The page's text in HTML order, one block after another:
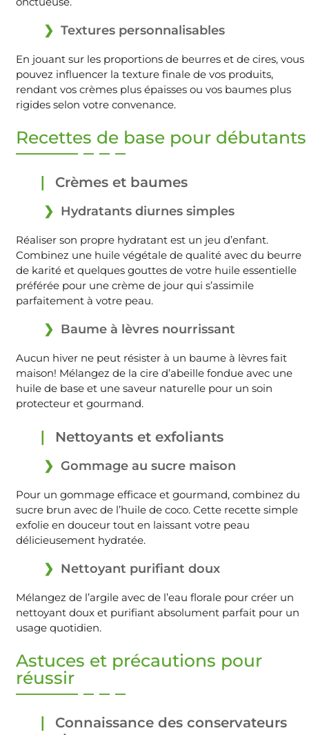
Textures personnalisables
En jouant sur les proportions de beurres et de cires, vous
pouvez influencer la texture finale de vos produits,
rendant vos crèmes plus épaisses ou vos baumes plus
rigides selon votre convenance.
Recettes de base pour débutants
Crèmes et baumes
Hydratants diurnes simples
Réaliser son propre hydratant est un jeu d’enfant.
Combinez une huile végétale de qualité avec du beurre
de karité et quelques gouttes de votre huile essentielle
préférée pour une crème de jour qui s’assimile
parfaitement à votre peau.
Baume à lèvres nourrissant
Aucun hiver ne peut résister à un baume à lèvres fait
maison! Mélangez de la cire d’abeille fondue avec une
huile de base et une saveur naturelle pour un soin
protecteur et gourmand.
Nettoyants et exfoliants
Gommage au sucre maison
Pour un gommage efficace et gourmand, combinez du
sucre brun avec de l’huile de coco. Cette recette simple
exfolie en douceur tout en laissant votre peau
délicieusement hydratée.
Nettoyant purifiant doux
Mélangez de l’argile avec de l’eau florale pour créer un
nettoyant doux et purifiant absolument parfait pour un
usage quotidien.
Astuces et précautions pour
réussir
Connaissance des conservateurs